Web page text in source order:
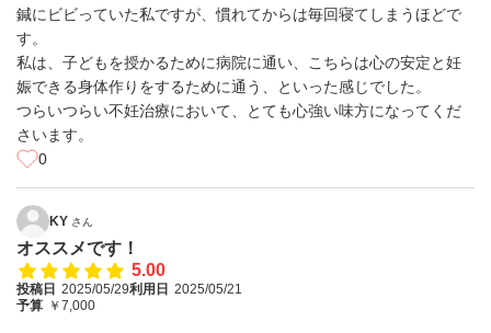
鍼にビビっていた私ですが、慣れてからは毎回寝てしまうほどで
す。
私は、子どもを授かるために病院に通い、こちらは心の安定と妊
娠できる身体作りをするために通う、といった感じでした。
つらいつらい不妊治療において、とても心強い味方になってくだ
さいます。
0
KY さん
オススメです！
5.00
投稿日 2025/05/29利用日 2025/05/21
予算 ￥7,000